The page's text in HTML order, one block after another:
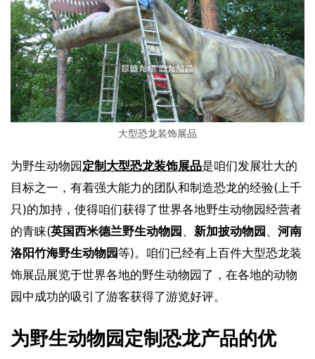
大型恐龙装饰展品
为野生动物园定制大型恐龙装饰展品是咱们发展壮大的
目标之一，有着强大能力的团队和制造恐龙的经验(上千
只)的加持，使得咱们获得了世界各地野生动物园经营者
的青睐(英国西米德兰野生动物园、 新加披动物园、 河南
洛阳竹海野生动物园等)。咱们已经有上百件大型恐龙装
饰展品展览于世界各地的野生动物园了，在各地的动物
园中成功的吸引了游客获得了游览好评。
为野生动物园定制恐龙产品的优